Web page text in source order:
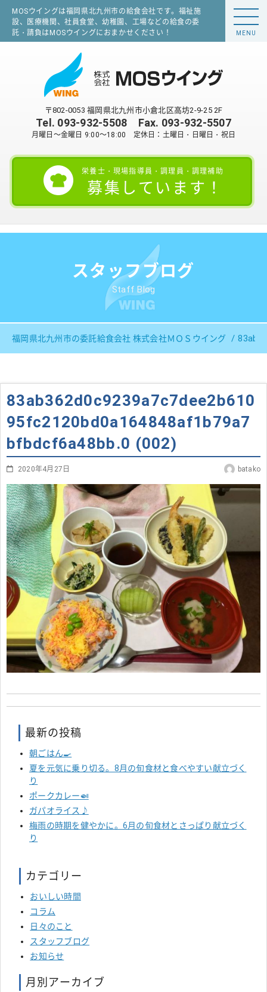
MOSウイングは福岡県北九州市の給食会社です。福祉施
設、医療機関、社員食堂、幼稚園、工場などの給食の委
託・請負はMOSウイングにおまかせください！
〒802-0053 福岡県北九州市小倉北区高坊2-9-25 2F
Tel. 093-932-5508 Fax. 093-932-5507
月曜日～金曜日 9:00～18:00 定休日：土曜日・日曜日・祝日
栄養士・現場指導員・調理員・調理補助
募集しています！
MENU
スタッフブログ
Staff Blog
福岡県北九州市の委託給食会社 株式会社ＭＯＳウイング
83ab362d0c9239a7c7dee2b610
95fc2120bd0a164848af1b79a7
bfbdcf6a48bb.0 (002)
2020年4月27日 batako
最新の投稿
朝ごはん🍳
夏を元気に乗り切る。8月の旬食材と食べやすい献立づく
り
ポークカレー🍛
ガパオライス♪
梅雨の時期を健やかに。6月の旬食材とさっぱり献立づく
り
カテゴリー
おいしい時間
コラム
日々のこと
スタッフブログ
お知らせ
月別アーカイブ